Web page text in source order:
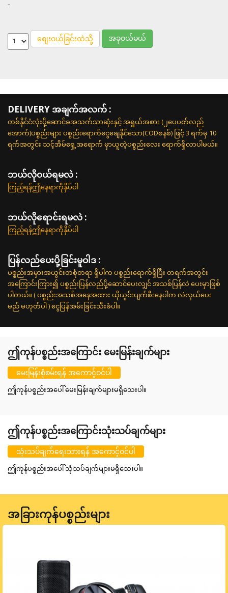
-
စျေးဝယ်ခြင်းထဲသို့ အခုဝယ်မယ်
DELIVERY အချက်အလက် :
တစ်နိုင်ငံလုံးပို့ဆောင်ခအသက်သာဆုံးနှင့် အရွယ်အစား (၂ပေပတ်လည်
အောက်)ပစ္စည်းများ ပစ္စည်းရောက်ငွေချေနိုင်သော(CODစနစ်) ဖြင့် 3 ရက်မှ 10
ရက်အတွင်း သင့်အိမ်ရှေ့အရောက် မှာယူတဲ့ပစ္စည်းလေး ရောက်ရှိလာပါမယ်။
ဘယ်လို၀ယ်ရမလဲ :
ကြည့်ရန်ဤနေရာကိုနှိပ်ပါ
ဘယ်လိုရောင်းရမလဲ :
ကြည့်ရန်ဤနေရာကိုနှိပ်ပါ
ပြန်လည်ပေးပို့ခြင်းမူဝါဒ :
ပစ္စည်းအမှားအယွင်းတစုံတရာ ရှိပါက ပစ္စည်းရောက်ရှိပြီး တရက်အတွင်း
အကြောင်းကြား၍ ပစ္စည်းပြန်လည်ပို့ဆောင်ပေးလျှင် အသစ်ပြန်လဲ ပေးမှာဖြစ်
ပါတယ်။ ( ပစ္စည်းအသစ်အနေအထား ယိုယွင်းပျက်စီးနေပါက လဲလှယ်ပေး
မည် မဟုတ်ပါ ) ငွေပြန်အမ်းခြင်းသီးခံပါ။
ဤကုန်ပစ္စည်းအကြောင်း မေးမြန်းချက်များ
မေးမြန်းစုံစမ်းရန် အကောင့်ဝင်ပါ
ဤကုန်ပစ္စည်းအပေါ် မေးမြန်းချက်များမရှိသေးပါ။
ဤကုန်ပစ္စည်းအကြောင်းသုံးသပ်ချက်များ
သုံးသပ်ချက်ရေးသားရန် အကောင့်ဝင်ပါ
ဤကုန်ပစ္စည်းအပေါ် သုံသပ်ချက်များမရှိသေးပါ။
အခြားကုန်ပစ္စည်းများ